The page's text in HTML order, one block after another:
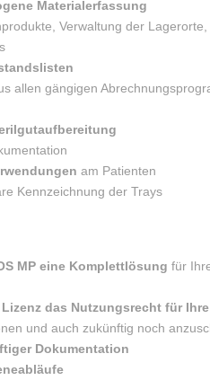
Materialerfassung
Verwaltung der Lagerorte,
allen gängigen
am Patienten
Kennzeichnung der Trays
MP eine Komplettlösung für
das Nutzungsrecht für
und auch zukünftig noch
Dokumentation